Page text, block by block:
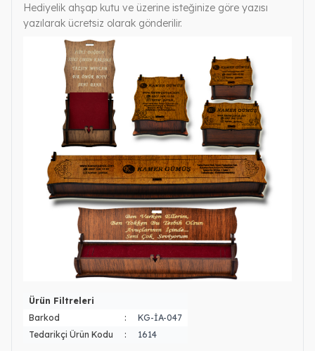
Hediyelik ahşap kutu ve üzerine isteğinize göre yazısı
yazılarak ücretsiz olarak gönderilir.
Ürün Filtreleri
Barkod
:
KG-İA-047
Tedarikçi Ürün Kodu
: 1614